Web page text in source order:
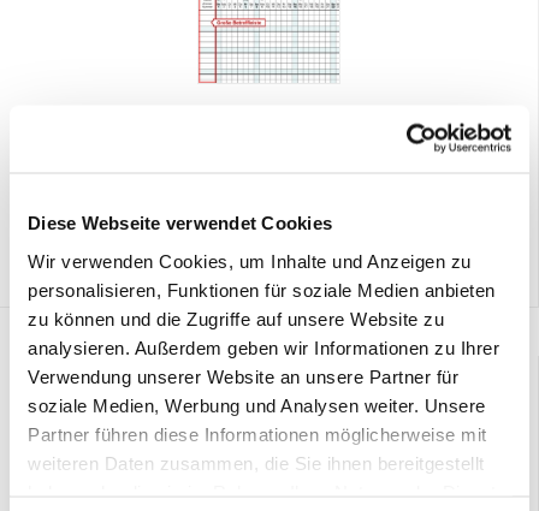
Diese Webseite verwendet Cookies
Wir verwenden Cookies, um Inhalte und Anzeigen zu
personalisieren, Funktionen für soziale Medien anbieten
zu können und die Zugriffe auf unsere Website zu
analysieren. Außerdem geben wir Informationen zu Ihrer
Verwendung unserer Website an unsere Partner für
soziale Medien, Werbung und Analysen weiter. Unsere
Partner führen diese Informationen möglicherweise mit
weiteren Daten zusammen, die Sie ihnen bereitgestellt